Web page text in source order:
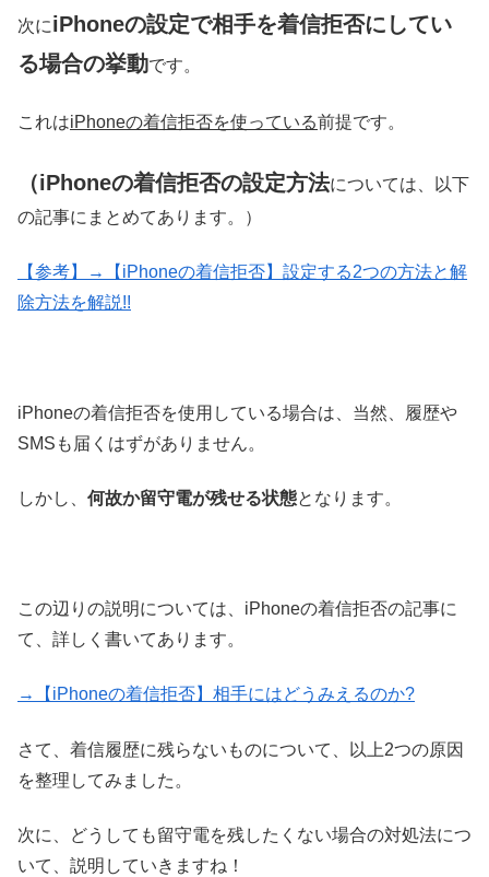
次にiPhoneの設定で相手を着信拒否にしてい
る場合の挙動です。
これはiPhoneの着信拒否を使っている前提です。
（iPhoneの着信拒否の設定方法については、以下
の記事にまとめてあります。）
【参考】→【iPhoneの着信拒否】設定する2つの方法と解
除方法を解説!!
iPhoneの着信拒否を使用している場合は、当然、履歴や
SMSも届くはずがありません。
しかし、 何故か留守電が残せる状態となります。
この辺りの説明については、iPhoneの着信拒否の記事に
て、詳しく書いてあります。
→【iPhoneの着信拒否】相手にはどうみえるのか?
さて、着信履歴に残らないものについて、以上2つの原因
を整理してみました。
次に、どうしても留守電を残したくない場合の対処法につ
いて、説明していきますね！